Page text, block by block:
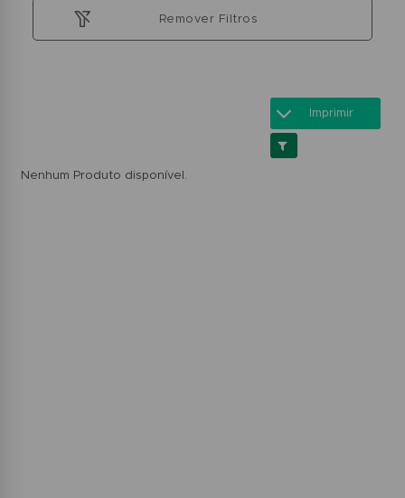
Remover Filtros
Imprimir
Nenhum Produto disponível.